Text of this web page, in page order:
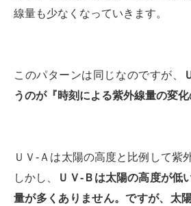
線量も少なくなっていきます。
このパターンは同じなのですが、
うのが『時刻による紫外線量の変化
ＵＶ-Ａは太陽の高度と比例して紫
しかし、
ＵＶ-Ｂは太陽の高度が低
量が多くありません。ですが、太